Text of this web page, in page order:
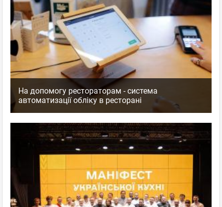
На допомогу рестораторам - система
автоматизації обліку в ресторані